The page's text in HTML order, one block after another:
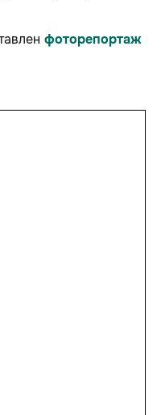
фоторепортаж